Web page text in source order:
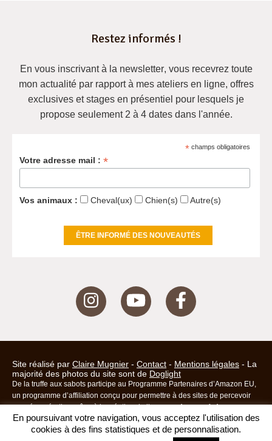
Restez informés !
En vous inscrivant à la newsletter, vous recevrez toute
mon actualitépar rapport à mes ateliers en ligne, offres
exclusives etstages en présentiel pour lesquels je
propose seulement 2 à 4 dates dans l'année.
* champs obligatoires
Votre adresse mail : *
Vos animaux : Cheval(ux) Chien(s) Autre(s)
Site réalisé par Claire Mugnier - Contact - Mentions légales - La
majorité des photos du site sont de Doglight
De la truffe aux sabots participe au Programme Partenaires d’Amazon EU,
un programme d’affiliation conçu pour permettre à des sites de percevoir
une rémunération grâce à la création de liens vers Amazon.fr, Amazon.ca
(ou toutes autres sites Amazon). Amazon et le logo Amazon sont des
marques d’Amazon.com, Inc. ou de ses affiliés.
En poursuivant votre navigation, vous acceptez l'utilisation des
cookies à des fins statistiques et de personnalisation.